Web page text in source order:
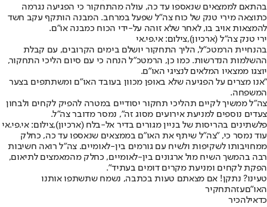
בהתאם לממצאים שנאספו עד כה, עולה מהתחקור כי הפגיעה נגרמה
כתוצאה מירי טנק של כוח צה"ל שפעל במרחב. המבנה הותקף עקב חשד
להמצאות אויב בו, לאחר שלא זוהה על-ידי הכוח כמבנה או״ם.
ירי טנק צה"ל (ארכיון),צילום: אי.פי.אי
בהנחיית הרמטכ"ל, הליך התחקור יושלם בימים הקרובים, עם קבלת
ההשלמות הנדרשות. כמו כן, הרמטכ"ל הנחה כי עם סיום הליכי התחקור,
יוצגו ממצאיו המלאים לנציגי האו"ם.
"אנו מצרים על הפגיעה שלא באופן מכוון בעובד האו״ם ומשתתפים בצער
המשפחה.
צה״ל ממשיך לקיים תהליכי תחקור יסודיים במטרה להפיק לקחים ולבחון
צעדים נוספים למניעת אירועים מסוג זה", נמסר מדובר צה"ל.
פלשתינים בהריסות של בניין מגורים בדיר אל-בלח (ארכיון),צילום: אי.פי.אי
עוד נמסר כי, "צה״ל שיתף את האו״ם בממצאים שנאספו עד כה, כחלק
ממחויבותו לשקיפות ולשיח עם גורמים בין-לאומיים. צה״ל רואה חשיבות
רבה בהמשך השיח מול ארגונים בין-לאומיים, כחלק מהמאמצים לתיאום,
הפקת לקחים ומניעת מקרים דומים בעתיד".
טעינו? נתקן! אם מצאתם טעות בכתבה, נשמח שתשתפו אותנו
האו"םעזהתחקיר
כדאילהכיר